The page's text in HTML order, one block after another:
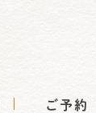
ご予約